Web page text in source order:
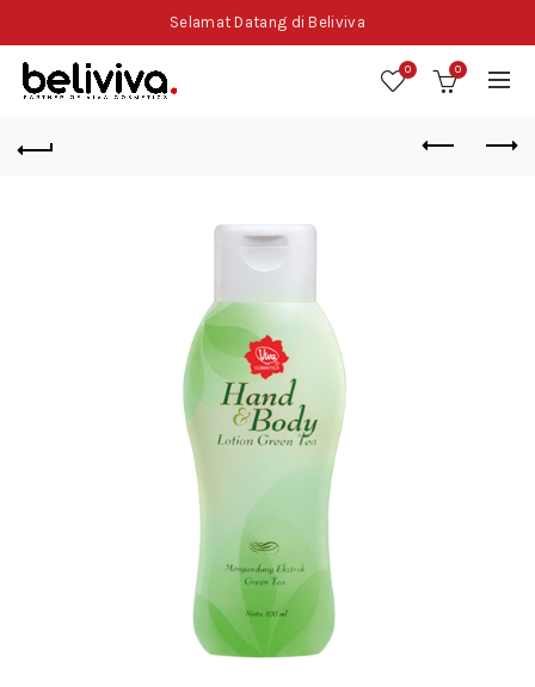
Selamat Datang di Beliviva
0 0